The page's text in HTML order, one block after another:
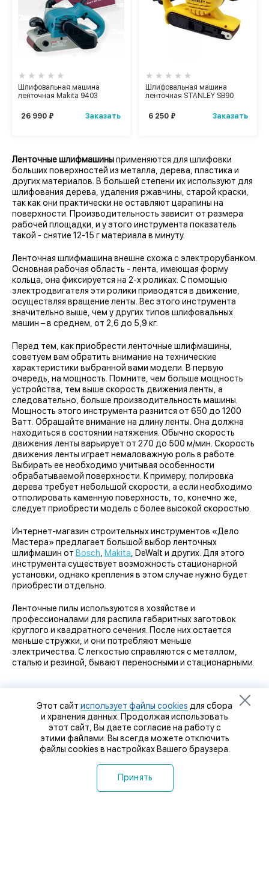
Шлифовальная машина
ленточная Makita 9403
26 990 ₽ Заказать
Шлифовальная машина
ленточная STANLEY SB90
6 250 ₽ Заказать
Ленточные шлифмашиныприменяются для шлифовки
больших поверхностей из металла, дерева, пластика и
других материалов. В большей степени их используют для
шлифования дерева, удаления ржавчины, старой краски,
так как они практически не оставляют царапины на
поверхности. Производительность зависит от размера
рабочей площадки, и у этого инструмента показатель
такой - снятие 12-15 г материала в минуту.
Ленточная шлифмашина внешне схожа с электрорубанком.
Основная рабочая область - лента, имеющая форму
кольца, она фиксируется на 2-х роликах. С помощью
электродвигателя эти ролики приводятся в движение,
осуществляя вращение ленты. Вес этого инструмента
значительно выше, чем у других типов шлифовальных
машин – в среднем, от 2,6 до 5,9 кг.
Перед тем, как приобрести ленточные шлифмашины,
советуем вам обратить внимание на технические
характеристики выбранной вами модели. В первую
очередь, на мощность. Помните, чем больше мощность
устройства, тем выше скорость движения ленты, а
следовательно, больше производительность машины.
Мощность этого инструмента разнится от 650 до 1200
Ватт. Обращайте внимание на длину ленты. Она должна
находиться в состоянии натяжения. Обычно скорость
движения ленты варьирует от 270 до 500 м/мин. Скорость
движения ленты играет немаловажную роль в работе.
Выбирать ее необходимо учитывая особенности
обрабатываемой поверхности. К примеру, полировка
дерева требует небольшой скорости, а если необходимо
отполировать каменную поверхность, то, конечно же,
следует приобрести модель с более высокой скоростью.
Интернет-магазин строительных инструментов «Дело
Мастера» предлагает большой выбор ленточных
шлифмашин от Bosch Makita , DeWalt и других. Для этого
инструмента существует возможность стационарной
установки, однако крепления в этом случае нужно будет
приобрести отдельно.
Ленточные пилы используются в хозяйстве и
профессионалами для распила габаритных заготовок
круглого и квадратного сечения. После них остается
меньше стружки, и они потребляют меньше
электричества. С легкостью справляются с металлом,
сталью и резиной, бывают переносными и стационарными.
Этот сайт использует файлы cookies для сбора
и хранения данных. Продолжая использовать
этот сайт, Вы даете согласие на работу с
этими файлами. Вы всегда можете отключить
файлы cookies в настройках Вашего браузера.
Принять